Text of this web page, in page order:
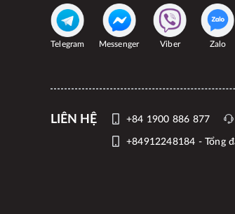
Telegram Messenger Viber Zalo
LIÊN HỆ +84 1900 886 877
+84912248184 - Tổng